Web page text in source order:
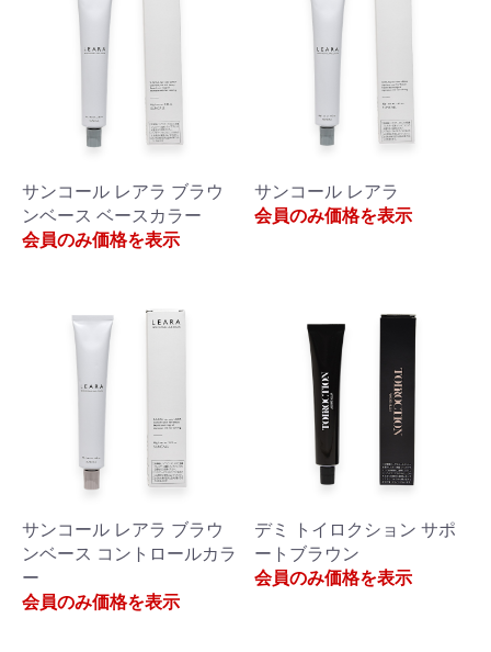
サンコール レアラ ブラウ
ンベース ベースカラー
会員のみ価格を表示
サンコール レアラ
会員のみ価格を表示
サンコール レアラ ブラウ
ンベース コントロールカラ
ー
会員のみ価格を表示
デミ トイロクション サポ
ートブラウン
会員のみ価格を表示